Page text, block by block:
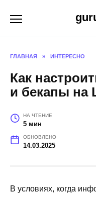
ГЛАВНАЯ » ИНТЕРЕСНО
Как
и бекапы на
НА ЧТЕНИЕ
5 мин
ОБНОВЛЕНО
14.03.2025
В условиях, когда